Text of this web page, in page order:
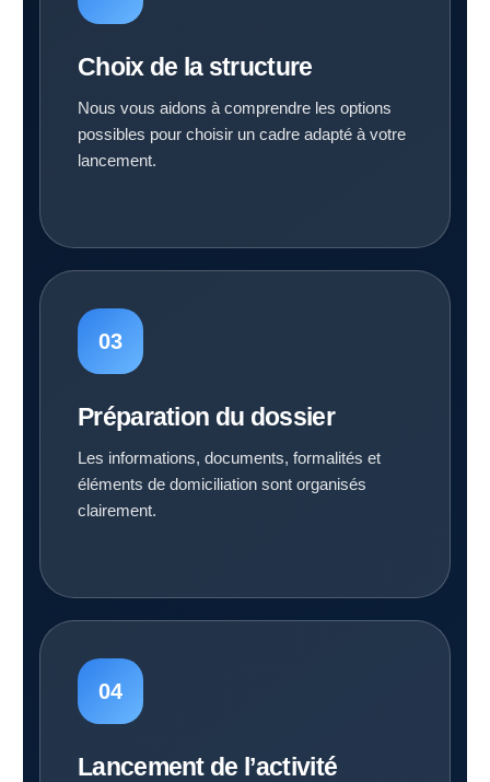
Choix de la structure
Nous vous aidons à comprendre les options
possibles pour choisir un cadre adapté à votre
lancement.
Préparation du dossier
Les informations, documents, formalités et
éléments de domiciliation sont organisés
clairement.
Lancement de l’activité